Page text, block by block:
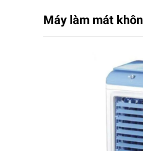
Máy làm mát